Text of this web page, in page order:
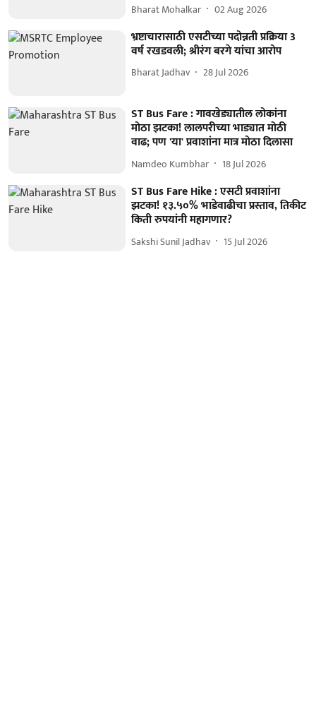
Bharat Mohalkar 02 Aug 2026
भ्रष्टाचारासाठी एसटीच्या पदोन्नती प्रक्रिया 3
वर्ष रखडवली; श्रीरंग बरगे यांचा आरोप
Bharat Jadhav 28 Jul 2026
ST Bus Fare : गावखेड्यातील लोकांना
मोठा झटका! लालपरीच्या भाड्यात मोठी
वाढ; पण 'या' प्रवाशांना मात्र मोठा दिलासा
Namdeo Kumbhar 18 Jul 2026
ST Bus Fare Hike : एसटी प्रवाशांना
झटका! १३.५०% भाडेवाढीचा प्रस्ताव, तिकीट
किती रुपयांनी महागणार?
Sakshi Sunil Jadhav 15 Jul 2026